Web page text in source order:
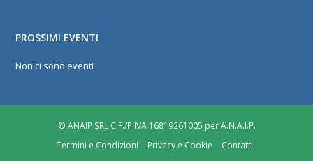
PROSSIMI EVENTI
Non ci sono eventi
© ANAIP SRL C.F./P.IVA 16819261005 per A.N.A.I.P.
Termini e Condizioni
Privacy e Cookie Contatti